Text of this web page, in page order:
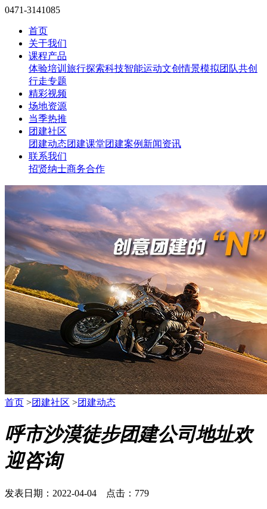
0471-3141085
首页
关于我们
课程产品
体验培训 旅行探索科技智能运动文创情景模拟团队共创
行走专题
精彩视频
场地资源
当季热推
团建社区
团建动态团建课堂团建案例 新闻资讯
联系我们
招贤纳士商务合作
首页 >团建社区 >团建动态
呼市沙漠徒步团建公司地址欢
迎咨询
发表日期：2022-04-04 点击：779